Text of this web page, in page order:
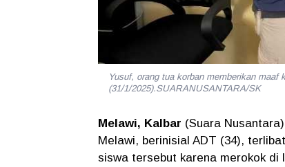
Yusuf, orang tua korban memberikan
(31/1/2025).SUARANUSANTARA/SK
Melawi, Kalbar (Suara
Melawi, berinisial ADT (34),
siswa tersebut karena merokok